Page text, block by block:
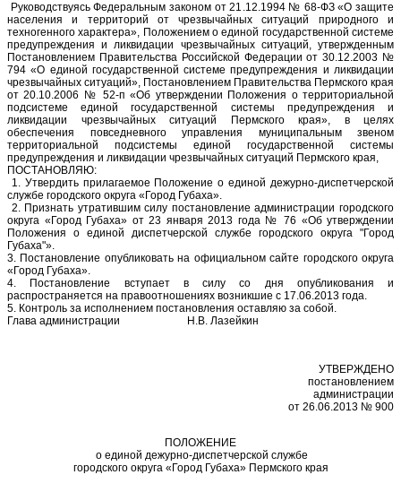
Руководствуясь Федеральным законом от 21.12.1994 № 68-ФЗ «О защите
населения и территорий от чрезвычайных ситуаций природного и
техногенного характера», Положением о единой государственной системе
предупреждения и ликвидации чрезвычайных ситуаций, утвержденным
Постановлением Правительства Российской Федерации от 30.12.2003 №
794 «О единой государственной системе предупреждения и ликвидации
чрезвычайных ситуаций», Постановлением Правительства Пермского края
от 20.10.2006 № 52-п «Об утверждении Положения о территориальной
подсистеме единой государственной системы предупреждения и
ликвидации чрезвычайных ситуаций Пермского края», в целях
обеспечения повседневного управления муниципальным звеном
территориальной подсистемы единой государственной системы
предупреждения и ликвидации чрезвычайных ситуаций Пермского края,
ПОСТАНОВЛЯЮ:
1. Утвердить прилагаемое Положение о единой дежурно-диспетчерской
службе городского округа «Город Губаха».
2. Признать утратившим силу постановление администрации городского
округа «Город Губаха» от 23 января 2013 года № 76 «Об утверждении
Положения о единой диспетчерской службе городского округа "Город
Губаха"».
3. Постановление опубликовать на официальном сайте городского округа
«Город Губаха».
4. Постановление вступает в силу со дня опубликования и
распространяется на правоотношениях возникшие с 17.06.2013 года.
5. Контроль за исполнением постановления оставляю за собой.
Глава администрации Н.В. Лазейкин
УТВЕРЖДЕНО
постановлением
администрации
от 26.06.2013 № 900
ПОЛОЖЕНИЕ
о единой дежурно-диспетчерской службе
городского округа «Город Губаха» Пермского края